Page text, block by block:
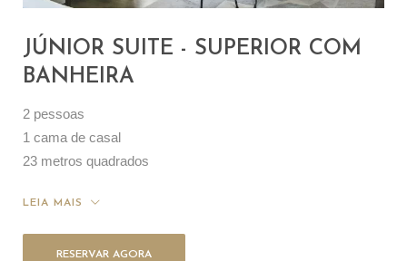
JÚNIOR SUITE - SUPERIOR COM
BANHEIRA
2 pessoas
1 cama de casal
23 metros quadrados
LEIA MAIS
RESERVAR AGORA